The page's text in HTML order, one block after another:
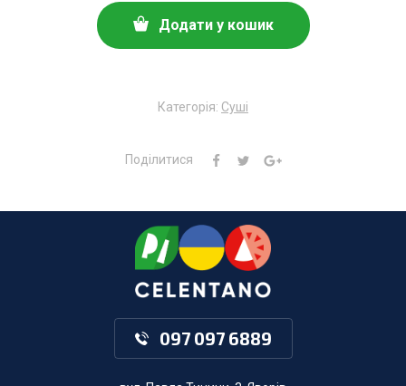
Додати у кошик
Категорія: Суші
Поділитися
097 097 6889